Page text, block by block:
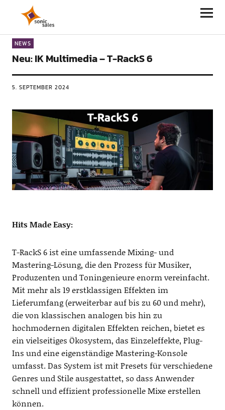
Sonic Sales
NEWS
Neu: IK Multimedia – T-RackS 6
5. SEPTEMBER 2024
Hits Made Easy:
T-RackS 6 ist eine umfassende Mixing- und
Mastering-Lösung, die den Prozess für Musiker,
Produzenten und Toningenieure enorm vereinfacht.
Mit mehr als 19 erstklassigen Effekten im
Lieferumfang (erweiterbar auf bis zu 60 und mehr),
die von klassischen analogen bis hin zu
hochmodernen digitalen Effekten reichen, bietet es
ein vielseitiges Ökosystem, das Einzeleffekte, Plug-
Ins und eine eigenständige Mastering-Konsole
umfasst. Das System ist mit Presets für verschiedene
Genres und Stile ausgestattet, so dass Anwender
schnell und effizient professionelle Mixe erstellen
können.